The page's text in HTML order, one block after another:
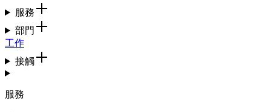
服務
部門
工作
接觸
服務